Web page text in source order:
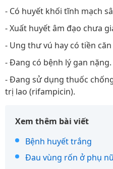
- Có huyết khối tĩnh mạch
- Xuất huyết âm đạo chưa
- Ung thư vú hay có tiền
- Đang có bệnh lý gan nặng.
- Đang sử dụng thuốc
trị lao (rifampicin).
Xem thêm bài viết
Bệnh huyết trắng
Đau vùng rốn ở phụ